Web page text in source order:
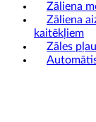
Zāliena
Zāliena
kaitēkļiem
Zāles